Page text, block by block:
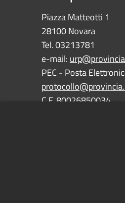
Piazza Matteotti 1
28100 Novara
Tel. 03213781
e-mail:
PEC - Posta
C.F. 80026850034